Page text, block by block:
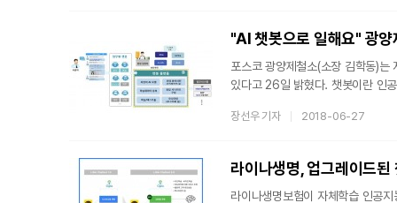
기술이나 많은 자본이 필요하지
크게
"AI 챗봇으로 일해요" 광
포스코 광양제철소(소장 김학동)
있다고 26일 밝혔다. 챗봇이란 인
인공지능 기술 검증을 위해 '사람
가능하다. 또, 사내 공공장
장선우 기자 2018-06-27
라이나생명, 업그레이드
라이나생명보험이 자체학습 인공